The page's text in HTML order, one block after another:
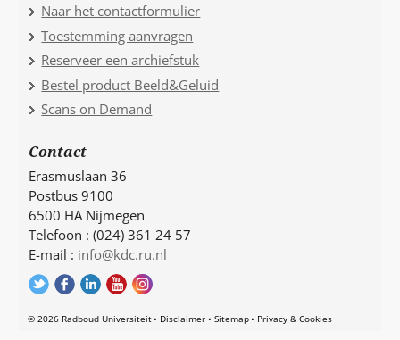
Naar het contactformulier
Toestemming aanvragen
Reserveer een archiefstuk
Bestel product Beeld&Geluid
Scans on Demand
Contact
Erasmuslaan 36
Postbus 9100
6500 HA Nijmegen
Telefoon : (024) 361 24 57
E-mail : info@kdc.ru.nl
© 2026 Radboud Universiteit Disclaimer Sitemap Privacy & Cookies